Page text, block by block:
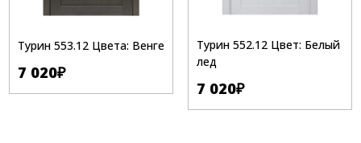
Турин 553.12 Цвета: Венге
7 020₽
Турин 552.12 Цвет: Белый
лед
7 020₽